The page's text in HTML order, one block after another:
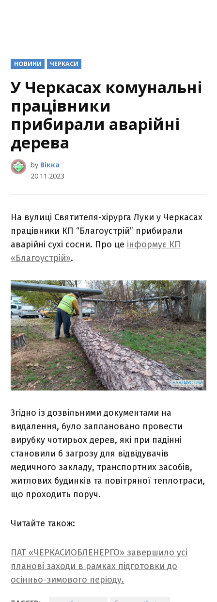
POSTED
IN
НОВИНИ ЧЕРКАСИ
У Черкасах комунальні
працівники
прибирали аварійні
дерева
by Вікка
20.11.2023
На вулиці Святителя-хірурга Луки у Черкасах
працівники КП “Благоустрій” прибирали
аварійні сухі сосни. Про це інформує КП
«Благоустрій».
Згідно із дозвільними документами на
видалення, було заплановано провести
вирубку чотирьох дерев, які при падінні
становили б загрозу для відвідувачів
медичного закладу, транспортних засобів,
житлових будинків та повітряної теплотраси,
що проходить поруч.
Читайте також:
ПАТ «ЧЕРКАСИОБЛЕНЕРГО» завершило усі
планові заходи в рамках підготовки до
осінньо-зимового періоду.